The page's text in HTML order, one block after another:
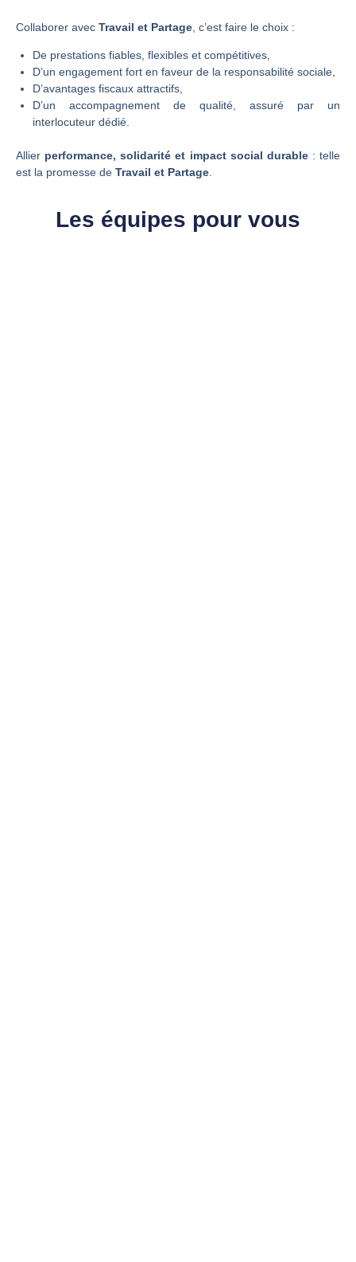
Collaborer avec Travail et Partage, c’est faire le choix :
De prestations fiables, flexibles et compétitives,
D’un engagement fort en faveur de la responsabilité sociale,
D’avantages fiscaux attractifs,
D’un accompagnement de qualité, assuré par un
interlocuteur dédié.
Allier performance, solidarité et impact social durable : telle
est la promesse de Travail et Partage.
Les équipes pour vous